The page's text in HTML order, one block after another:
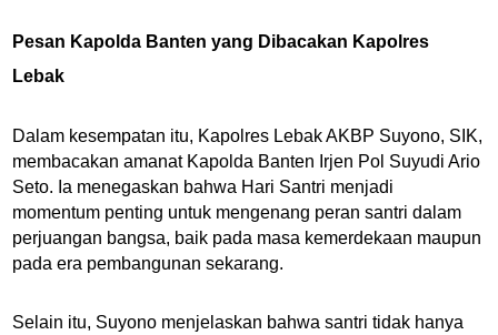
Pesan Kapolda Banten yang Dibacakan Kapolres
Lebak
Dalam kesempatan itu, Kapolres Lebak AKBP Suyono, SIK,
membacakan amanat Kapolda Banten Irjen Pol Suyudi Ario
Seto. Ia menegaskan bahwa Hari Santri menjadi
momentum penting untuk mengenang peran santri dalam
perjuangan bangsa, baik pada masa kemerdekaan maupun
pada era pembangunan sekarang.
Selain itu, Suyono menjelaskan bahwa santri tidak hanya